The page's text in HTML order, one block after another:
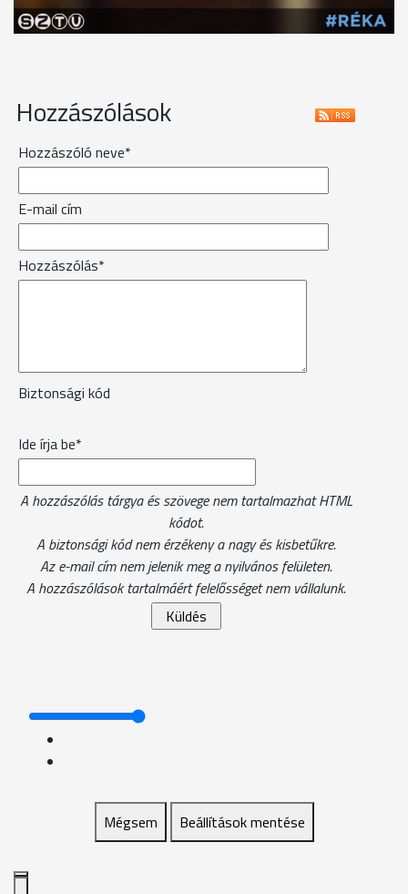
Hozzászólások
Hozzászóló neve*
E-mail cím
Hozzászólás*
Biztonsági kód
Ide írja be*
A hozzászólás tárgya és szövege nem tartalmazhat HTML
kódot.
A biztonsági kód nem érzékeny a nagy és kisbetűkre.
Az e-mail cím nem jelenik meg a nyilvános felületen.
A hozzászólások tartalmáért felelősséget nem vállalunk.
Mégsem Beállítások mentése